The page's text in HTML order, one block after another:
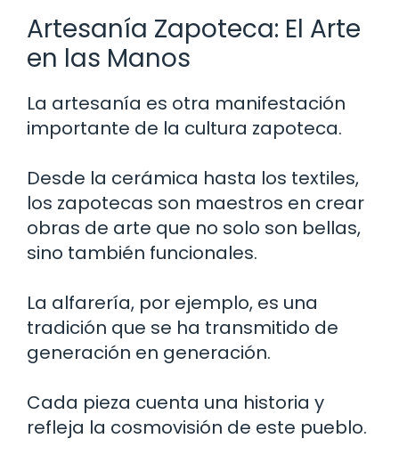
Artesanía Zapoteca: El Arte
en las Manos
La artesanía es otra manifestación
importante de la cultura zapoteca.
Desde la cerámica hasta los textiles,
los zapotecas son maestros en crear
obras de arte que no solo son bellas,
sino también funcionales.
La alfarería, por ejemplo, es una
tradición que se ha transmitido de
generación en generación.
Cada pieza cuenta una historia y
refleja la cosmovisión de este pueblo.